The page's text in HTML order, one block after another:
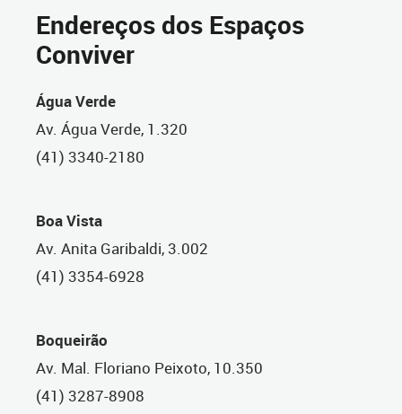
Endereços dos Espaços
Conviver
Água Verde
Av. Água Verde, 1.320
(41) 3340-2180
Boa Vista
Av. Anita Garibaldi, 3.002
(41) 3354-6928
Boqueirão
Av. Mal. Floriano Peixoto, 10.350
(41) 3287-8908